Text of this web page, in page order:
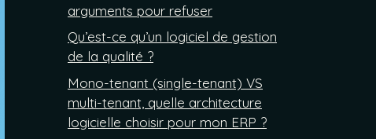
arguments pour refuser
Qu’est-ce qu’un logiciel de gestion
de la qualité ?
Mono-tenant (single-tenant) VS
multi-tenant, quelle architecture
logicielle choisir pour mon ERP ?